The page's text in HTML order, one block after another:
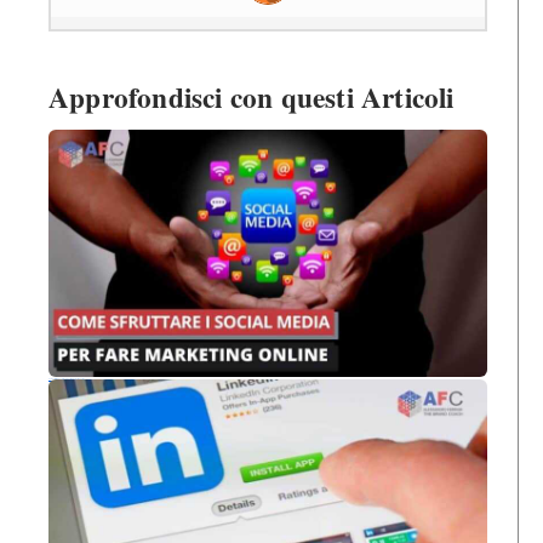
Approfondisci con questi Articoli